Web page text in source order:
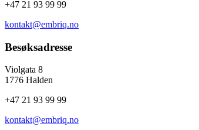
+47 21 93 99 99
kontakt@embriq.no
Besøksadresse
Violgata 8
1776 Halden
+47 21 93 99 99
kontakt@embriq.no